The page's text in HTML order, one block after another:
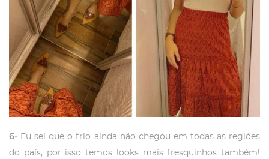
6- Eu sei que o frio ainda não chegou em todas as regiões
do país, por isso temos looks mais fresquinhos também!